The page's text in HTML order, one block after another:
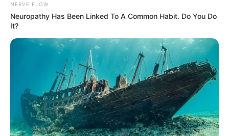
NERVE FLOW
Neuropathy Has Been Linked To A Common Habit. Do You Do
It?